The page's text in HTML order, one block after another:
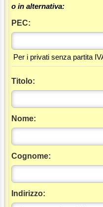
o in alternativa:
PEC:
Per i privati senza partita
Titolo:
Nome:
Cognome:
Indirizzo: